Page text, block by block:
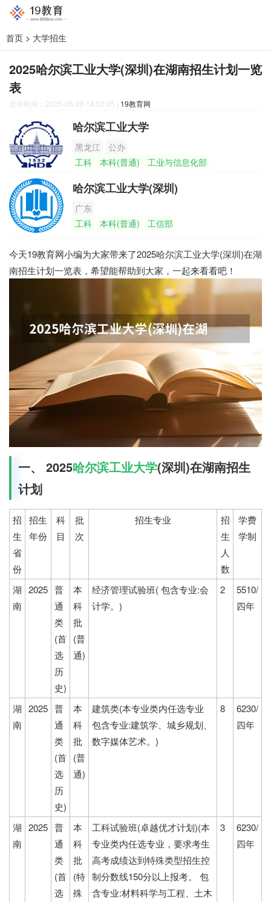
首页 > 大学招生
2025哈尔滨工业大学(深圳)在湖南招生计划一览
表
发布时间：2025-08-20 14:52:05 | 19教育网
哈尔滨工业大学
黑龙江
公办
工科
本科(普通) 工业与信息化部
哈尔滨工业大学(深圳)
广东
工科
本科(普通) 工信部
今天19教育网小编为大家带来了2025哈尔滨工业大学(深圳)在湖
南招生计划一览表，希望能帮助到大家，一起来看看吧！
一、 2025哈尔滨工业大学(深圳)在湖南招生
计划
招
生
省
份
招生
年份
科
目
批
次
招生专业
招
生
人
数
学费
学制
湖
南
2025 普
通
类
(首
选
历
史)
本
科
批
(普
通)
经济管理试验班( 包含专业:会
计学。)
2
5510/
四年
湖
南
2025 普
通
类
(首
选
历
史)
本
科
批
(普
通)
建筑类(本专业类内任选专业
包含专业:建筑学、城乡规划、
数字媒体艺术。)
8
6230/
四年
湖
南
2025 普
通
类
(首
选
本
科
批
(特
殊
工科试验班(卓越优才计划)(本
专业类内任选专业，要求考生
高考成绩达到特殊类型招生控
制分数线150分以上报考。 包
含专业:材料科学与工程、土木
3
6230/
四年